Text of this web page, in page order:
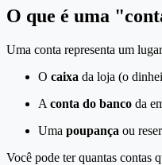
O que é uma
Uma conta representa um
O caixa da loja (o
A conta do banco da
Uma poupança ou
Você pode ter quantas contas